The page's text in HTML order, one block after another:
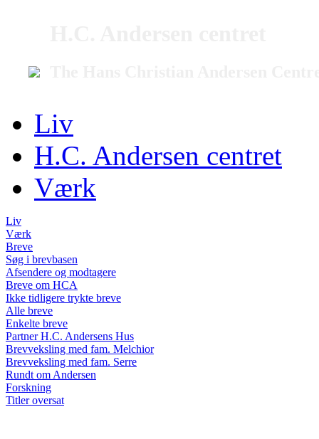
Liv
H.C. Andersen centret
Værk
Liv
Værk
Breve
Søg i brevbasen
Afsendere og modtagere
Breve om HCA
Ikke tidligere trykte breve
Alle breve
Enkelte breve
Partner H.C. Andersens Hus
Brevveksling med fam. Melchior
Brevveksling med fam. Serre
Rundt om Andersen
Forskning
Titler oversat